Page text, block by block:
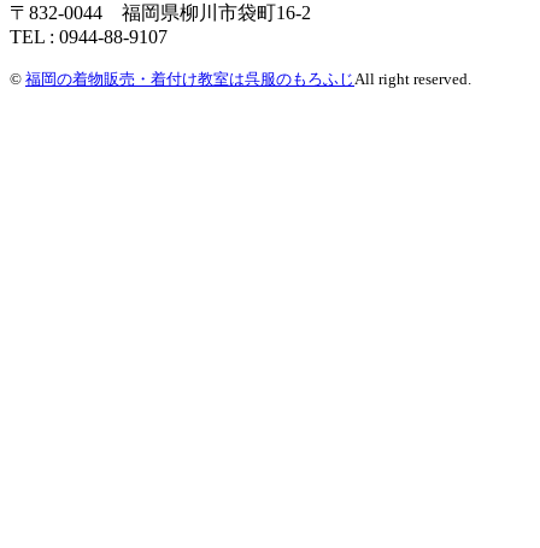
〒832-0044 福岡県柳川市袋町16-2
TEL : 0944-88-9107
© 福岡の着物販売・着付け教室は呉服のもろふじ All right reserved.